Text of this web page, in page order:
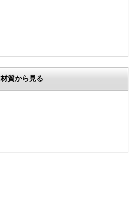
材質から見る